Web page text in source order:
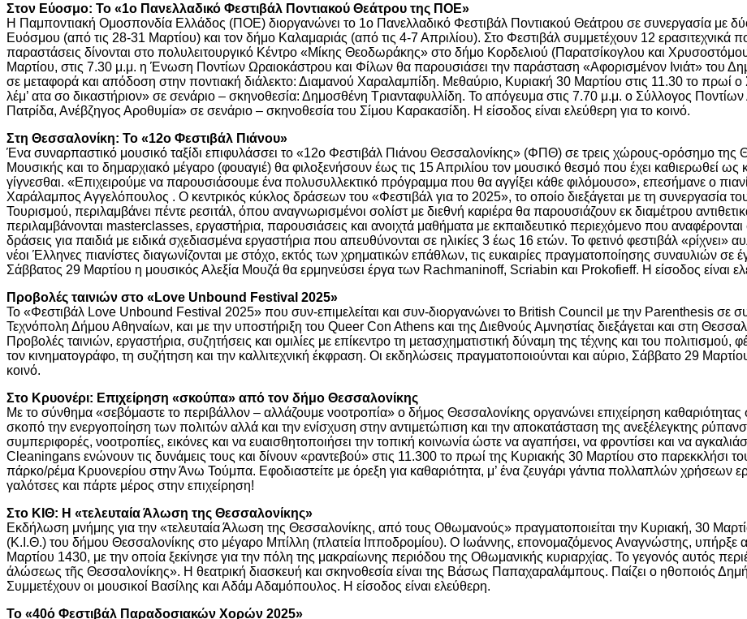
Στον Εύοσμο: Το «1ο Πανελλαδικό Φεστιβάλ Ποντιακού Θεάτρου της ΠΟΕ»
Η Παμποντιακή Ομοσπονδία Ελλάδος (ΠΟΕ) διοργανώνει το 1ο Πανελλαδικό Φεστιβάλ Ποντιακού Θεάτρου σε συνεργασία με
Ευόσμου (από τις 28-31 Μαρτίου) και τον δήμο Καλαμαριάς (από τις 4-7 Απριλίου). Στο Φεστιβάλ συμμετέχουν 12 ερασιτεχνικά
παραστάσεις δίνονται στο πολυλειτουργικό Κέντρο «Μίκης Θεοδωράκης» στο δήμο Κορδελιού (Παρατσίκογλου και
Μαρτίου, στις 7.30 μ.μ. η Ένωση Ποντίων Ωραιοκάστρου και Φίλων θα παρουσιάσει την παράσταση «Αφορισμένον Ινιάτ» του
σε μεταφορά και απόδοση στην ποντιακή διάλεκτο: Διαμανού Χαραλαμπίδη. Μεθαύριο, Κυριακή 30 Μαρτίου στις 11.30 το
λέμ’ ατα σο δικαστήριον» σε σενάριο – σκηνοθεσία: Δημοσθένη Τριανταφυλλίδη. Το απόγευμα στις 7.70 μ.μ. ο Σύλλογος
Πατρίδα, Ανέβζηγος Αροθυμία» σε σενάριο – σκηνοθεσία του Σίμου Καρακασίδη. Η είσοδος είναι ελεύθερη για το κοινό.
Στη Θεσσαλονίκη: Το «12ο Φεστιβάλ Πιάνου»
Ένα συναρπαστικό μουσικό ταξίδι επιφυλάσσει το «12ο Φεστιβάλ Πιάνου Θεσσαλονίκης» (ΦΠΘ) σε τρεις χώρους-ορόσημο της
Μουσικής και το δημαρχιακό μέγαρο (φουαγιέ) θα φιλοξενήσουν έως τις 15 Απριλίου τον μουσικό θεσμό που έχει καθιερωθεί
γίγνεσθαι. «Επιχειρούμε να παρουσιάσουμε ένα πολυσυλλεκτικό πρόγραμμα που θα αγγίξει κάθε φιλόμουσο», επεσήμανε ο
Χαράλαμπος Αγγελόπουλος . Ο κεντρικός κύκλος δράσεων του «Φεστιβάλ για το 2025», το οποίο διεξάγεται με τη συνεργασία
Τουρισμού, περιλαμβάνει πέντε ρεσιτάλ, όπου αναγνωρισμένοι σολίστ με διεθνή καριέρα θα παρουσιάζουν εκ διαμέτρου
περιλαμβάνονται masterclasses, εργαστήρια, παρουσιάσεις και ανοιχτά μαθήματα με εκπαιδευτικό περιεχόμενο που
δράσεις για παιδιά με ειδικά σχεδιασμένα εργαστήρια που απευθύνονται σε ηλικίες 3 έως 16 ετών. Το φετινό φεστιβάλ
νέοι Έλληνες πιανίστες διαγωνίζονται με στόχο, εκτός των χρηματικών επάθλων, τις ευκαιρίες πραγματοποίησης συναυλιών
Σάββατος 29 Μαρτίου η μουσικός Αλεξία Μουζά θα ερμηνεύσει έργα των Rachmaninoff, Scriabin και Prokofieff. Η είσοδος είναι
Προβολές ταινιών στο «Love Unbound Festival 2025»
Το «Φεστιβάλ Love Unbound Festival 2025» που συν-επιμελείται και συν-διοργανώνει το British Council με την Parenthesis σε
Τεχνόπολη Δήμου Αθηναίων, και με την υποστήριξη του Queer Con Athens και της Διεθνούς Αμνηστίας διεξάγεται και στη
Προβολές ταινιών, εργαστήρια, συζητήσεις και ομιλίες με επίκεντρο τη μετασχηματιστική δύναμη της τέχνης και του
τον κινηματογράφο, τη συζήτηση και την καλλιτεχνική έκφραση. Οι εκδηλώσεις πραγματοποιούνται και αύριο, Σάββατο 29
κοινό.
Στο Κρυονέρι: Επιχείρηση «σκούπα» από τον δήμο Θεσσαλονίκης
Με το σύνθημα «σεβόμαστε το περιβάλλον – αλλάζουμε νοοτροπία» ο δήμος Θεσσαλονίκης οργανώνει επιχείρηση
σκοπό την ενεργοποίηση των πολιτών αλλά και την ενίσχυση στην αντιμετώπιση και την αποκατάσταση της ανεξέλεγκτης
συμπεριφορές, νοοτροπίες, εικόνες και να ευαισθητοποιήσει την τοπική κοινωνία ώστε να αγαπήσει, να φροντίσει και να
Cleaningans ενώνουν τις δυνάμεις τους και δίνουν «ραντεβού» στις 11.300 το πρωί της Κυριακής 30 Μαρτίου στο
πάρκο/ρέμα Κρυονερίου στην Άνω Τούμπα. Εφοδιαστείτε με όρεξη για καθαριότητα, μ’ ένα ζευγάρι γάντια πολλαπλών χρήσεων
γαλότσες και πάρτε μέρος στην επιχείρηση!
Στο ΚΙΘ: Η «τελευταία Άλωση της Θεσσαλονίκης»
Εκδήλωση μνήμης για την «τελευταία Άλωση της Θεσσαλονίκης, από τους Οθωμανούς» πραγματοποιείται την Κυριακή, 30
(Κ.Ι.Θ.) του δήμου Θεσσαλονίκης στο μέγαρο Μπίλλη (πλατεία Ιπποδρομίου). Ο Ιωάννης, επονομαζόμενος Αναγνώστης, υπήρξε
Μαρτίου 1430, με την οποία ξεκίνησε για την πόλη της μακραίωνης περιόδου της Οθωμανικής κυριαρχίας. Το γεγονός αυτός
άλώσεως τῆς Θεσσαλονίκης». Η θεατρική διασκευή και σκηνοθεσία είναι της Βάσως Παπαχαραλάμπους. Παίζει ο ηθοποιός
Συμμετέχουν οι μουσικοί Βασίλης και Αδάμ Αδαμόπουλος. Η είσοδος είναι ελεύθερη.
Το «40ό Φεστιβάλ Παραδοσιακών Χορών 2025»